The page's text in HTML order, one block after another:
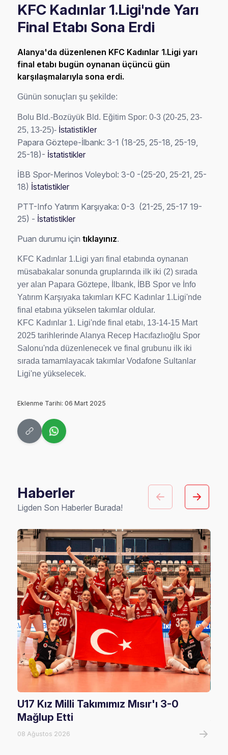
KFC Kadınlar 1.Ligi'nde Yarı
Final Etabı Sona Erdi
Alanya'da düzenlenen KFC Kadınlar 1.Ligi yarı
final etabı bugün oynanan üçüncü gün
karşılaşmalarıyla sona erdi.
Günün sonuçları şu şekilde:
Bolu Bld.-Bozüyük Bld. Eğitim Spor: 0-3 (20-25, 23-
25, 13-25)- İstatistikler
Papara Göztepe-İlbank: 3-1 (18-25, 25-18, 25-19,
25-18)- İstatistikler
İBB Spor-Merinos Voleybol: 3-0 -(25-20, 25-21, 25-
18) İstatistikler
PTT-Info Yatırım Karşıyaka: 0-3 (21-25, 25-17 19-
25) - İstatistikler
Puan durumu içintıklayınız.
KFC Kadınlar 1.Ligi yarı final etabında oynanan
müsabakalar sonunda gruplarında ilk iki (2) sırada
yer alan Papara Göztepe, İlbank, İBB Spor ve İnfo
Yatırım Karşıyaka takımları KFC Kadınlar 1.Ligi'nde
final etabına yükselen takımlar oldular.
KFC Kadınlar 1. Ligi'nde final etabı, 13-14-15 Mart
2025 tarihlerinde Alanya Recep Hacıfazlıoğlu Spor
Salonu'nda düzenlenecek ve final grubunu ilk iki
sırada tamamlayacak takımlar Vodafone Sultanlar
Ligi'ne yükselecek.
Eklenme Tarihi: 06 Mart 2025
Haberler
Ligden Son Haberler Burada!
U17 Kız Milli Takımımız Mısır'ı 3-0
Mağlup Etti
08 Ağustos 2026